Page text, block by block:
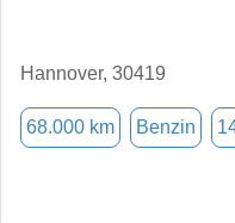
Hannover, 30419
68.000 km Benzin